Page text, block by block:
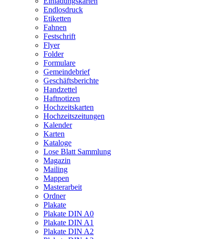
Endlosdruck
Etiketten
Fahnen
Festschrift
Flyer
Folder
Formulare
Gemeindebrief
Geschäftsberichte
Handzettel
Haftnotizen
Hochzeitskarten
Hochzeitszeitungen
Kalender
Karten
Kataloge
Lose Blatt Sammlung
Magazin
Mailing
Mappen
Masterarbeit
Ordner
Plakate
Plakate DIN A0
Plakate DIN A1
Plakate DIN A2